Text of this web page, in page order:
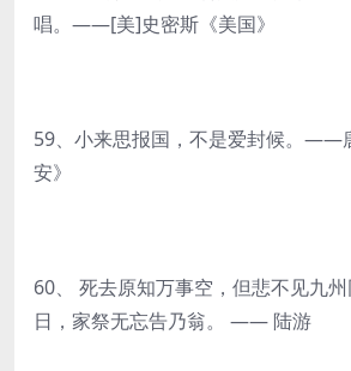
唱。——[美]史密斯《美国》
59、小来思报国，不是爱封候。——
安》
60、 死去原知万事空，但悲不见九
日，家祭无忘告乃翁。 —— 陆游